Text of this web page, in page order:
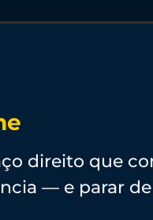
direito que
— e parar